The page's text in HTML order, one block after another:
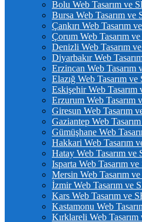
Bolu Web Tasarım ve
Bursa Web Tasarım ve
Çankırı Web Tasarım
Çorum Web Tasarım ve
Denizli Web Tasarım
Diyarbakır Web
Erzincan Web Tasarım
Elazığ Web Tasarım ve
Eskişehir Web Tasarım
Erzurum Web Tasarım
Giresun Web Tasarım
Gaziantep Web
Gümüşhane Web
Hakkari Web Tasarım
Hatay Web Tasarım ve
Isparta Web Tasarım ve
Mersin Web Tasarım ve
İzmir Web Tasarım ve
Kars Web Tasarım ve
Kastamonu Web
Kırklareli Web Tasarım